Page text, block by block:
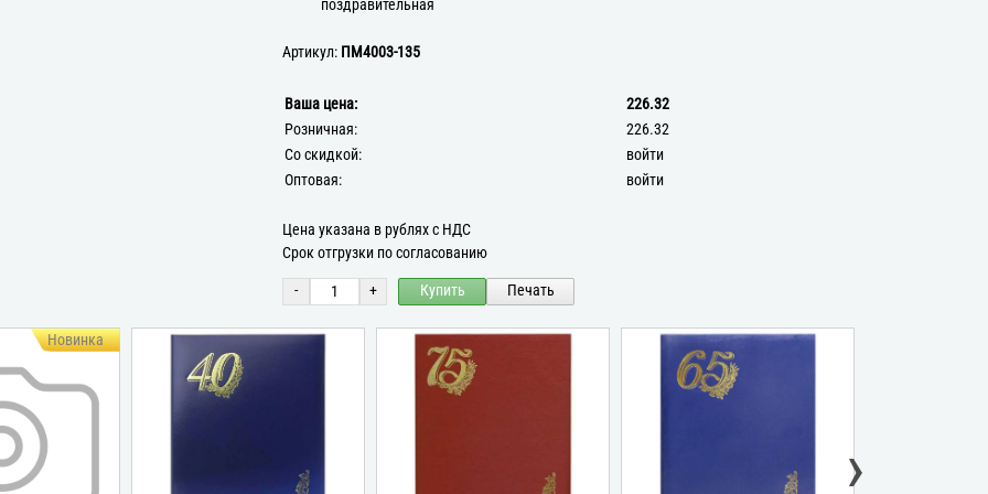
поздравительная
Артикул: ПМ4003-135
Ваша цена:
226.32
Розничная:
226.32
Со скидкой:
войти
Оптовая:
войти
Цена указана в рублях с НДС
Срок отгрузки по согласованию
- + Купить Печать
Новинка
›